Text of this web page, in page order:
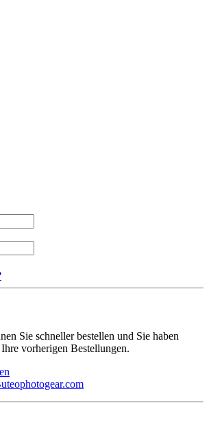
Sie schneller bestellen und Sie haben
vorherigen Bestellungen.